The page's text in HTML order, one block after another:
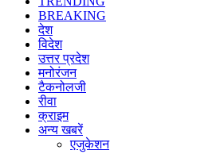
BREAKING
देश
विदेश
उत्तर प्रदेश
मनोरंजन
टैकनोलजी
रीवा
क्राइम
अन्य खबरें
एजुकेशन